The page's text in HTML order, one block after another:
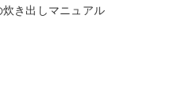
炊き出しマニュアル